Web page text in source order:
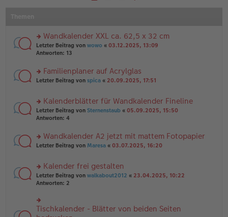
rs
te
n
g
es
e
n
er
ei
tr
Wandkalender XXL ca. 62,5 x 32 cm
Letzter Beitrag von wowo « 03.12.2025, 13:09
Antworten: 13
rs
u
n
g
es
e
n
B
ei
tr
a
Familienplaner auf Acrylglas
Letzter Beitrag von spica « 20.09.2025, 17:51
rs
te
n
g
es
e
n
er
ei
tr
Kalenderblätter für Wandkalender Fineline
Letzter Beitrag von Sternenstaub « 05.09.2025, 15:50
Antworten: 4
rs
u
n
g
es
e
n
Wandkalender A2 jetzt mit mattem Fotopapier
Letzter Beitrag von Maresa « 03.07.2025, 16:20
rs
te
u
n
g
Kalender frei gestalten
Letzter Beitrag von walkabout2012 « 23.04.2025, 10:22
Antworten: 2
rs
Tischkalender - Blätter von beiden Seiten